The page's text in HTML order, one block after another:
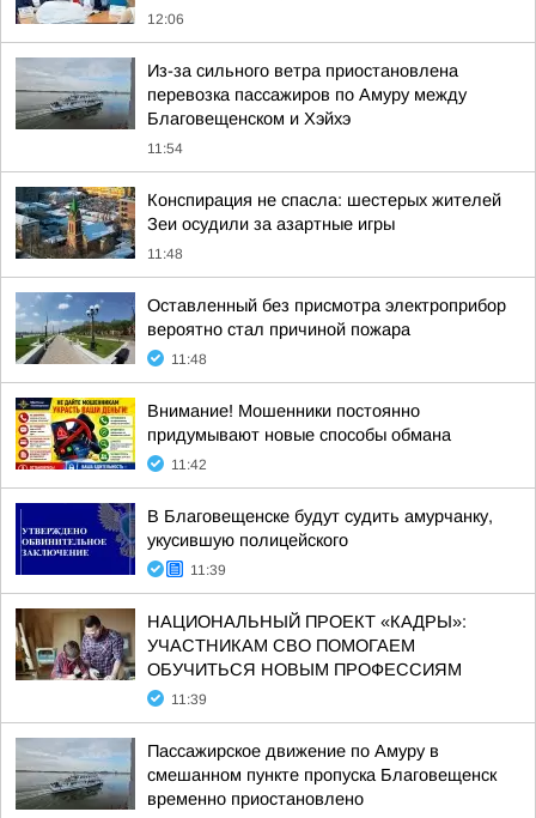
12:06
Из-за сильного ветра приостановлена
перевозка пассажиров по Амуру между
Благовещенском и Хэйхэ
11:54
Конспирация не спасла: шестерых жителей
Зеи осудили за азартные игры
11:48
Оставленный без присмотра электроприбор
вероятно стал причиной пожара
11:48
Внимание! Мошенники постоянно
придумывают новые способы обмана
11:42
В Благовещенске будут судить амурчанку,
укусившую полицейского
11:39
НАЦИОНАЛЬНЫЙ ПРОЕКТ «КАДРЫ»:
УЧАСТНИКАМ СВО ПОМОГАЕМ
ОБУЧИТЬСЯ НОВЫМ ПРОФЕССИЯМ
11:39
Пассажирское движение по Амуру в
смешанном пункте пропуска Благовещенск
временно приостановлено